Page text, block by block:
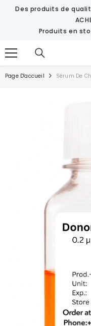
IGNORER ET PASSER AU CONTENU
Des produits de
Produits en
Page D'accueil Sérum De